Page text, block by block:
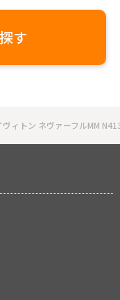
す
ヴィトン ネヴァーフルMM